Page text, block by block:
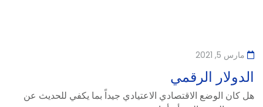
مارس 5, 2021
الدولار الرقمي
هل كان الوضع الاقتصادي الاعتيادي جيداً بما يكفي للحديث عن